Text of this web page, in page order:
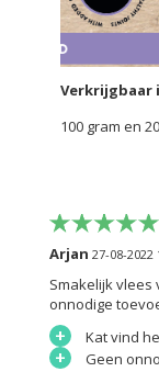
Verkrijgbaar
100 gram en
Arjan 27-08-2022
Smakelijk
onnodige
+ Kat vind
+ Geen